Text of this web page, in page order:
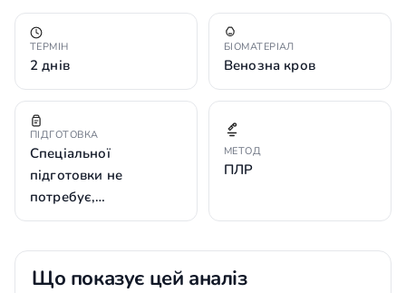
ТЕРМІН
2 днів
БІОМАТЕРІАЛ
Венозна кров
ПІДГОТОВКА
Спеціальної
підготовки не
потребує,…
МЕТОД
ПЛР
Що показує цей аналіз